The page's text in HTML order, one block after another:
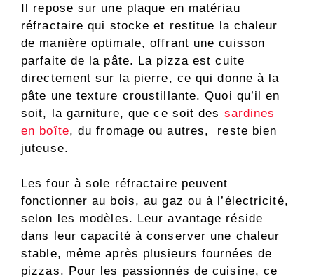
Il repose sur une plaque en matériau
réfractaire qui stocke et restitue la chaleur
de manière optimale, offrant une cuisson
parfaite de la pâte. La pizza est cuite
directement sur la pierre, ce qui donne à la
pâte une texture croustillante. Quoi qu’il en
soit, la garniture, que ce soit des sardines
en boîte, du fromage ou autres, reste bien
juteuse.
Les four à sole réfractaire peuvent
fonctionner au bois, au gaz ou à l’électricité,
selon les modèles. Leur avantage réside
dans leur capacité à conserver une chaleur
stable, même après plusieurs fournées de
pizzas. Pour les passionnés de cuisine, ce